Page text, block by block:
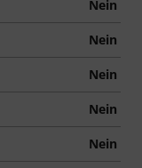
Nein
Nein
Nein
Nein
Nein